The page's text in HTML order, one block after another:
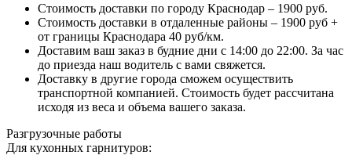
Стоимость доставки по городу Краснодар – 1900 руб.
Стоимость доставки в отдаленные районы – 1900 руб +
от границы Краснодара 40 руб/км.
Доставим ваш заказ в будние дни с 14:00 до 22:00. За час
до приезда наш водитель с вами свяжется.
Доставку в другие города сможем осуществить
транспортной компанией. Стоимость будет рассчитана
исходя из веса и объема вашего заказа.
Разгрузочные работы
Для кухонных гарнитуров: